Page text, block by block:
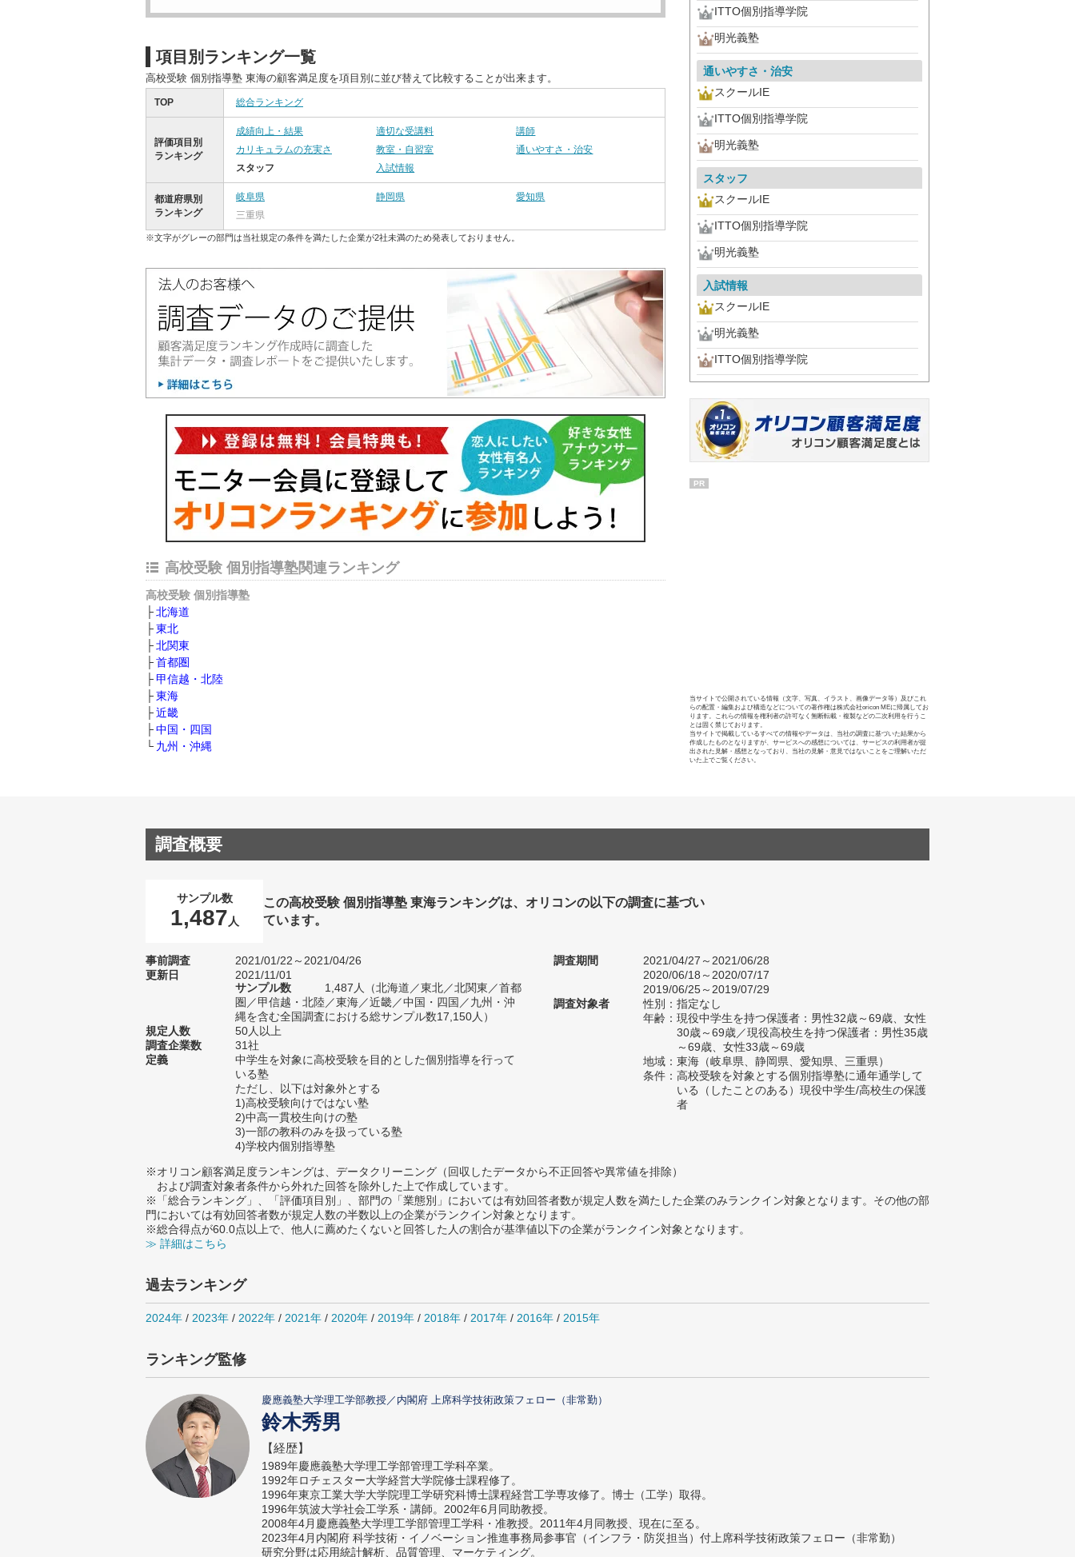
項目別ランキング一覧
高校受験 個別指導塾 東海の顧客満足度を項目別に並び替えて比較することが出来ます。
TOP 総合ランキング
評価項目別
ランキング
成績向上・結果 適切な受講料
講師
カリキュラムの充実さ
教室・自習室
通いやすさ・治安
スタッフ
入試情報
都道府県別
ランキング
岐阜県 静岡県
愛知県
三重県
※文字がグレーの部門は当社規定の条件を満たした企業が2社未満のため発表しておりません。
高校受験 個別指導塾関連ランキング
高校受験 個別指導塾
北海道
東北
北関東
首都圏
甲信越・北陸
東海
近畿
中国・四国
九州・沖縄
ITTO個別指導学院
明光義塾
通いやすさ・治安
スクールIE
ITTO個別指導学院
明光義塾
スタッフ
スクールIE
ITTO個別指導学院
明光義塾
入試情報
スクールIE
明光義塾
ITTO個別指導学院
PR
当サイトで公開されている情報（文字、写真、イラスト、画像データ等）及びこれ
らの配置・編集および構造などについての著作権は株式会社oricon MEに帰属してお
ります。これらの情報を権利者の許可なく無断転載・複製などの二次利用を行うこ
とは固く禁じております。
当サイトで掲載しているすべての情報やデータは、当社の調査に基づいた結果から
作成したものとなりますが、サービスへの感想については、サービスの利用者が提
出された見解・感想となっており、当社の見解・意見ではないことをご理解いただ
いた上でご覧ください。
調査概要
サンプル数
1,487 人
この高校受験 個別指導塾 東海ランキングは、オリコンの以下の調査に基づい
ています。
事前調査
2021/01/22～2021/04/26
更新日
2021/11/01
サンプル数
1,487人（北海道／東北／北関東／首都
圏／甲信越・北陸／東海／近畿／中国・四国／九州・沖
縄を含む全国調査における総サンプル数17,150人）
規定人数
50人以上
調査企業数
31社
定義
中学生を対象に高校受験を目的とした個別指導を行って
いる塾
ただし、以下は対象外とする
1)高校受験向けではない塾
2)中高一貫校生向けの塾
3)一部の教科のみを扱っている塾
4)学校内個別指導塾
調査期間
2021/04/27～2021/06/28
2020/06/18～2020/07/17
2019/06/25～2019/07/29
調査対象者
性別：指定なし
年齢：現役中学生を持つ保護者：男性32歳～69歳、女性
30歳～69歳／現役高校生を持つ保護者：男性35歳
～69歳、女性33歳～69歳
地域：東海（岐阜県、静岡県、愛知県、三重県）
条件：高校受験を対象とする個別指導塾に通年通学して
いる（したことのある）現役中学生/高校生の保護
者
※オリコン顧客満足度ランキングは、データクリーニング（回収したデータから不正回答や異常値を排除）
および調査対象者条件から外れた回答を除外した上で作成しています。
※「総合ランキング」、「評価項目別」、部門の「業態別」においては有効回答者数が規定人数を満たした企業のみランクイン対象となります。その他の部
門においては有効回答者数が規定人数の半数以上の企業がランクイン対象となります。
※総合得点が60.0点以上で、他人に薦めたくないと回答した人の割合が基準値以下の企業がランクイン対象となります。
≫ 詳細はこちら
過去ランキング
2024年 / 2023年 / 2022年 / 2021年 / 2020年 / 2019年 / 2018年 / 2017年 / 2016年 / 2015年
ランキング監修
慶應義塾大学理工学部教授／内閣府 上席科学技術政策フェロー（非常勤）
鈴木秀男
【経歴】
1989年慶應義塾大学理工学部管理工学科卒業。
1992年ロチェスター大学経営大学院修士課程修了。
1996年東京工業大学大学院理工学研究科博士課程経営工学専攻修了。博士（工学）取得。
1996年筑波大学社会工学系・講師。2002年6月同助教授。
2008年4月慶應義塾大学理工学部管理工学科・准教授。2011年4月同教授、現在に至る。
2023年4月内閣府 科学技術・イノベーション推進事務局参事官（インフラ・防災担当）付上席科学技術政策フェロー（非常勤）
研究分野は応用統計解析、品質管理、マーケティング。